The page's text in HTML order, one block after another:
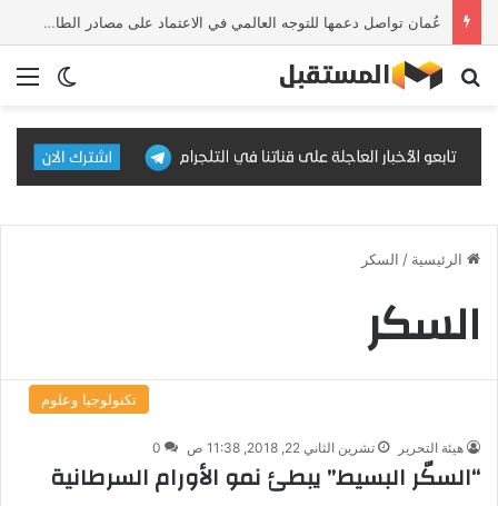
عُمان تواصل دعمها للتوجه العالمي في الاعتماد على مصادر الطاقة النظيفة والمتجددة
الوضع بحث عن
الرئيسية / السكر
السكر
تكنولوجيا وعلوم
هيئة التحرير تشرين الثاني 22, 2018, 11:38 ص 0
“السكّر البسيط” يبطئ نمو الأورام السرطانية